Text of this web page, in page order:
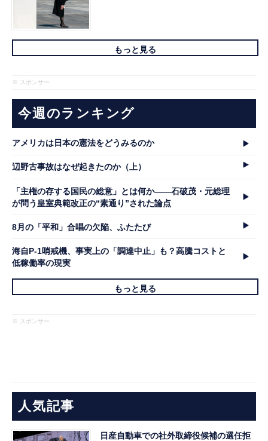
もっと見る
※ スポンサー
今週のランキング
アメリカは日本の憲法をどうみるのか
辺野古事故はなぜ起きたのか（上）
「主権の存する国民の総意」とは何か――石破茂・元総理
が問う皇室典範改正の“素通り”された論点
8月の「平和」合唱の欠陥、ふたたび
海自P-1哨戒機、事実上の「調達中止」も？高騰コストと
低稼働率の現実
もっと見る
※ スポンサー
人気記事
日産自動車での社外取締役候補の選任拒